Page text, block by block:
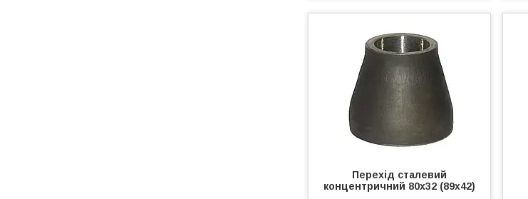
Перехід сталевий
концентричний 80х32 (89х42)